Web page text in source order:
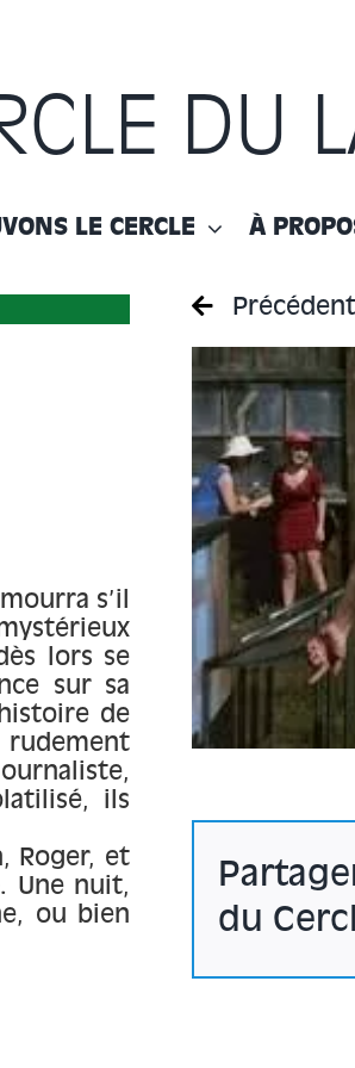
DU
LE CERCLE À
s’il
lors se
sur sa
de
ils
Roger, et
Une nuit,
ou bien
Précédent
du